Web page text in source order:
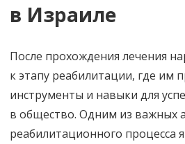
в Израиле
После прохождения лечения
к этапу реабилитации, где им
инструменты и навыки для
в общество. Одним из важных
реабилитационного процесса